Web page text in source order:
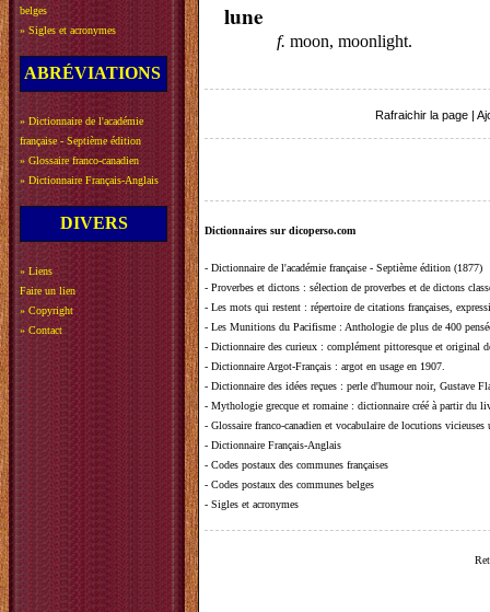
belges
» Sigles et acronymes
ABRÉVIATIONS
» Dictionnaire de l'académie
française - Septième édition
» Glossaire franco-canadien
» Dictionnaire Français-Anglais
DIVERS
» Liens
Faire un lien
» Copyright
» Contact
lune
f. moon, moonlight.
Rafraichir la page
Dictionnaires sur dicoperso.com
- Dictionnaire de l'académie française - Septième édition (1877)
- Proverbes et dictons : sélection de proverbes et de dictons
- Les mots qui restent : répertoire de citations françaises,
- Les Munitions du Pacifisme : Anthologie de plus de 400
- Dictionnaire des curieux : complément pittoresque et original
- Dictionnaire Argot-Français : argot en usage en 1907.
- Dictionnaire des idées reçues : perle d'humour noir, Gustave
- Mythologie grecque et romaine : dictionnaire créé à partir du
- Glossaire franco-canadien et vocabulaire de locutions vicieuses
- Dictionnaire Français-Anglais
- Codes postaux des communes françaises
- Codes postaux des communes belges
- Sigles et acronymes